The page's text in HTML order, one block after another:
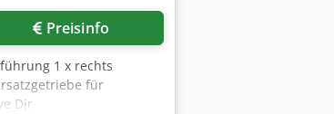
Preisinfo
1 x rechts
für
Djr